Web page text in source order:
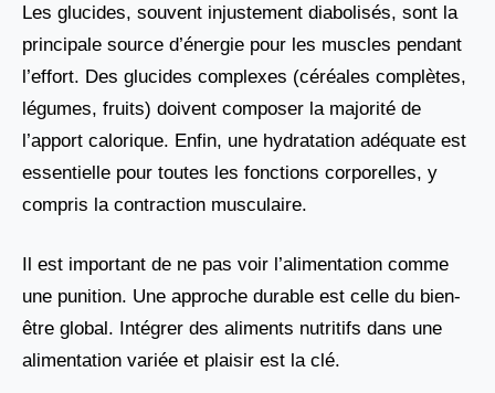
Les glucides, souvent injustement diabolisés, sont la
principale source d’énergie pour les muscles pendant
l’effort. Des glucides complexes (céréales complètes,
légumes, fruits) doivent composer la majorité de
l’apport calorique. Enfin, une hydratation adéquate est
essentielle pour toutes les fonctions corporelles, y
compris la contraction musculaire.
Il est important de ne pas voir l’alimentation comme
une punition. Une approche durable est celle du bien-
être global. Intégrer des aliments nutritifs dans une
alimentation variée et plaisir est la clé.